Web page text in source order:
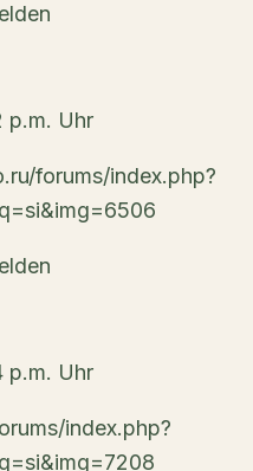
p.m. Uhr
forums/index.php?
p.m. Uhr
index.php?